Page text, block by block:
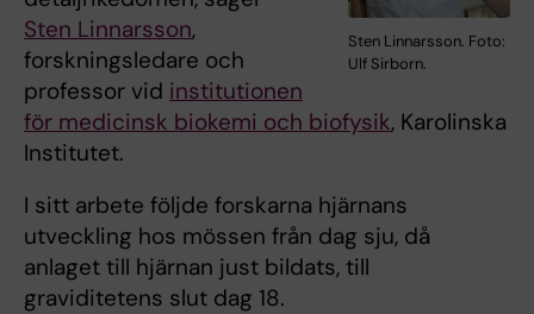
Sten Linnarsson. Foto:
Ulf Sirborn.
Sten Linnarsson,
forskningsledare och
professor vid institutionen
för medicinsk biokemi och biofysik, Karolinska
Institutet.
I sitt arbete följde forskarna hjärnans
utveckling hos mössen från dag sju, då
anlaget till hjärnan just bildats, till
graviditetens slut dag 18.